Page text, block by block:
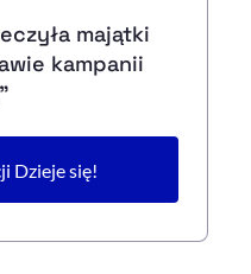
majątki
kampanii
Dzieje się!